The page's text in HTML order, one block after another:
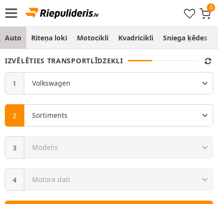
Auto Riteņa loki Motocikli Kvadricikli Sniega ķēdes
IZVĒLĒTIES TRANSPORTLĪDZEKLI